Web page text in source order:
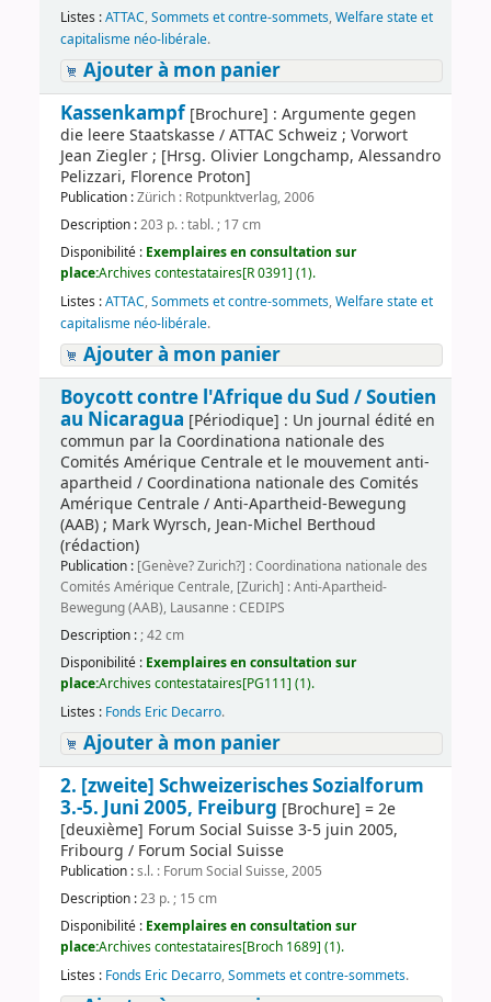
Listes :ATTAC, Sommets et contre-sommets, Welfare state et
capitalisme néo-libérale.
Ajouter à mon panier
Kassenkampf[Brochure] : Argumente gegen
die leere Staatskasse / ATTAC Schweiz ; Vorwort
Jean Ziegler ; [Hrsg. Olivier Longchamp, Alessandro
Pelizzari, Florence Proton]
Publication :Zürich : Rotpunktverlag, 2006
Description :203 p. : tabl. ; 17 cm
Disponibilité : Exemplaires en consultation sur
place:Archives contestataires[R 0391] (1).
Listes :ATTAC,Sommets et contre-sommets,Welfare state et
capitalisme néo-libérale.
Ajouter à mon panier
Boycott contre l'Afrique du Sud / Soutien
au Nicaragua [Périodique] : Un journal édité en
commun par la Coordinationa nationale des
Comités Amérique Centrale et le mouvement anti-
apartheid / Coordinationa nationale des Comités
Amérique Centrale / Anti-Apartheid-Bewegung
(AAB) ; Mark Wyrsch, Jean-Michel Berthoud
(rédaction)
Publication : [Genève? Zurich?] : Coordinationa nationale des
Comités Amérique Centrale, [Zurich] : Anti-Apartheid-
Bewegung (AAB), Lausanne : CEDIPS
Description :; 42 cm
Disponibilité : Exemplaires en consultation sur
place:Archives contestataires[PG111] (1).
Listes : Fonds Eric Decarro.
Ajouter à mon panier
2. [zweite] Schweizerisches Sozialforum
3.-5. Juni 2005, Freiburg [Brochure] = 2e
[deuxième] Forum Social Suisse 3-5 juin 2005,
Fribourg / Forum Social Suisse
Publication :s.l. : Forum Social Suisse, 2005
Description :23 p. ; 15 cm
Disponibilité : Exemplaires en consultation sur
place:Archives contestataires[Broch 1689] (1).
Listes : Fonds Eric Decarro,Sommets et contre-sommets.